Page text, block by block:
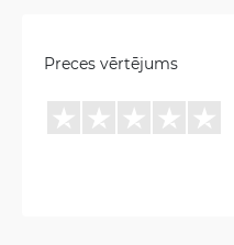
Preces vērtējums